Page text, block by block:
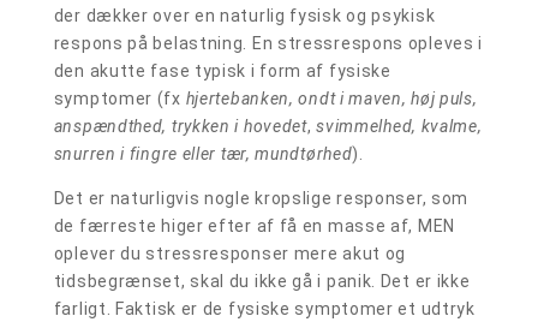
der dækker over en naturlig fysisk og psykisk
respons på belastning. En stressrespons opleves i
den akutte fase typisk i form af fysiske
symptomer (fx hjertebanken, ondt i maven, høj puls,
anspændthed, trykken i hovedet,svimmelhed, kvalme,
snurren i fingre eller tær, mundtørhed).
Det er naturligvis nogle kropslige responser, som
de færreste higer efter af få en masse af, MEN
oplever du stressresponser mere akut og
tidsbegrænset, skal du ikke gå i panik. Det er ikke
farligt. Faktisk er de fysiske symptomer et udtryk